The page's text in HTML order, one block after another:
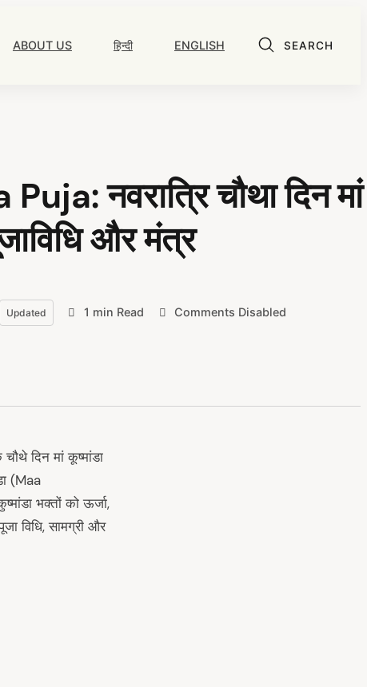
ABOUT US हिन्दी ENGLISH SEARCH
नवरात्रि चौथा दिन मां
और मंत्र
Updated 1 min Read Comments Disabled
चौथे दिन मां कूष्मांडा
(Maa
भक्तों को ऊर्जा,
विधि, सामग्री और